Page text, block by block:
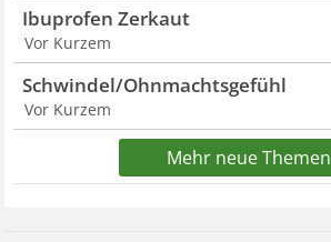
Ibuprofen Zerkaut
Vor Kurzem
Schwindel/Ohnmachtsgefühl
Vor Kurzem
Mehr neue Themen